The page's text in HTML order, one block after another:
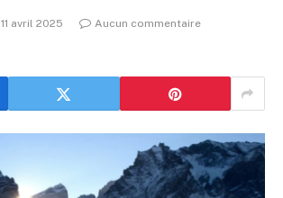
11 avril 2025
Aucun commentaire